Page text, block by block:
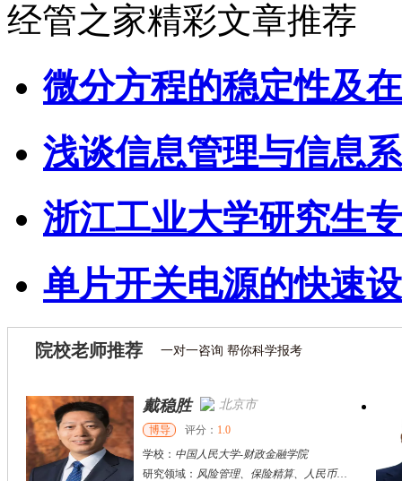
经管之家精彩文章推荐
微分方程的稳定性及
浅谈信息管理与信息
浙江工业大学研究生
单片开关电源的快速
院校老师推荐 一对一咨询 帮你科学报考
戴稳胜 北京市
博导 评分： 1.0
学校： 中国人民大学-财政金融学院
研究领域： 风险管理、保险精算、人民币国际化